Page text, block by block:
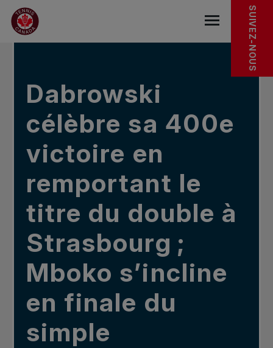
Sauter au menu principal
Sauter au contenu principal
Sauter au pied de page
DANS LES NOUVELLES SUIVEZ-NOUS
Dabrowski
célèbre sa 400e
victoire en
remportant le
titre du double à
Strasbourg ;
Mboko s’incline
en finale du
simple